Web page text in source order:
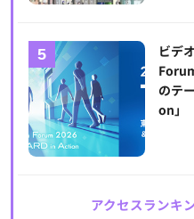
ビデ
のテ
on」
アクセスランキ